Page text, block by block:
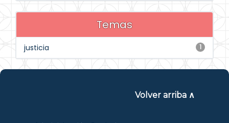
Temas
1
justicia
Volver arriba ∧